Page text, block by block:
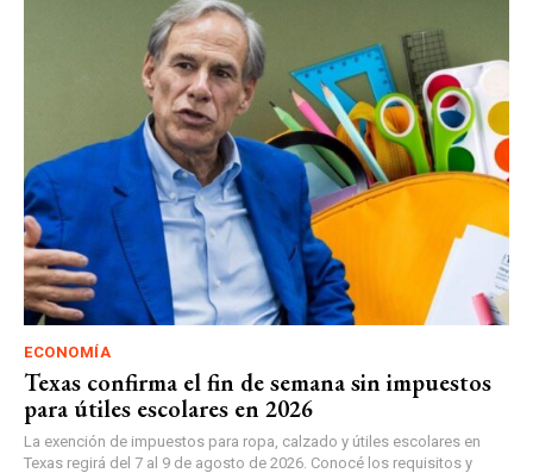
ECONOMÍA
Texas confirma el fin de semana sin impuestos
para útiles escolares en 2026
La exención de impuestos para ropa, calzado y útiles escolares en
Texas regirá del 7 al 9 de agosto de 2026. Conocé los requisitos y